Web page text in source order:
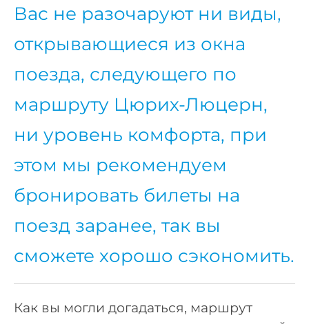
Вас не разочаруют ни виды,
открывающиеся из окна
поезда, следующего по
маршруту Цюрих-Люцерн,
ни уровень комфорта, при
этом мы рекомендуем
бронировать билеты на
поезд заранее, так вы
сможете хорошо сэкономить.
Как вы могли догадаться, маршрут